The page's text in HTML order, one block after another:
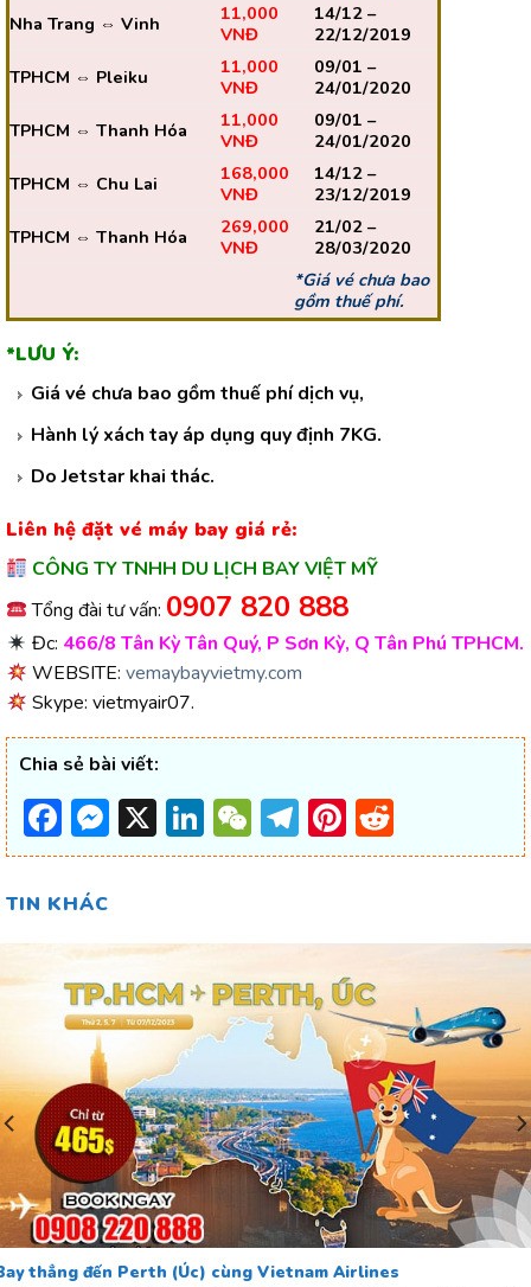
Nha Trang ⇔ Vinh
11,000
VNĐ
14/12 –
22/12/2019
TPHCM ⇔ Pleiku
11,000
VNĐ
09/01 –
24/01/2020
TPHCM ⇔ Thanh Hóa
11,000
VNĐ
09/01 –
24/01/2020
TPHCM ⇔ Chu Lai
168,000
VNĐ
14/12 –
23/12/2019
TPHCM ⇔ Thanh Hóa
269,000
VNĐ
21/02 –
28/03/2020
*Giá vé chưa bao
gồm thuế phí.
*LƯU Ý:
Giá vé chưa bao gồm thuế phí dịch vụ,
Hành lý xách tay áp dụng quy định 7KG.
Do Jetstar khai thác.
Liên hệ đặt vé máy bay giá rẻ:
CÔNG TY TNHH DU LỊCH BAY VIỆT MỸ
Tổng đài tư vấn: 0907 820 888
Đc: 466/8 Tân Kỳ Tân Quý, P Sơn Kỳ, Q Tân Phú TPHCM.
WEBSITE:vemaybayvietmy.com
Skype: vietmyair07.
Chia sẻ bài viết:
Facebook
Messenger
X LinkedIn
WeChat
Telegram
Pinterest
TIN KHÁC
thẳng đến Perth (Úc) cùng Vietnam Airlines